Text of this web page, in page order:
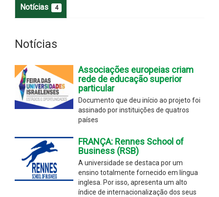
Notícias 4
Notícias
Associações europeias criam
rede de educação superior
particular
Documento que deu início ao projeto foi
assinado por instituições de quatros
países
FRANÇA: Rennes School of
Business (RSB)
A universidade se destaca por um
ensino totalmente fornecido em língua
inglesa. Por isso, apresenta um alto
índice de internacionalização dos seus